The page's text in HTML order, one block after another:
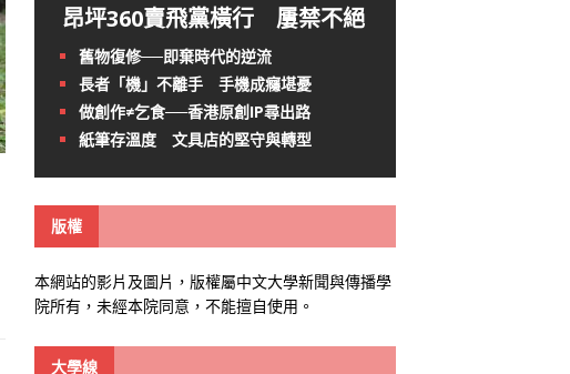
昂坪360賣飛黨橫行 屢禁不絕
舊物復修──即棄時代的逆流
長者「機」不離手 手機成癮堪憂
做創作≠乞食──香港原創IP尋出路
紙筆存溫度 文具店的堅守與轉型
版權
本網站的影片及圖片，版權屬中文大學新聞與傳播學
院所有，未經本院同意，不能擅自使用。
大學線